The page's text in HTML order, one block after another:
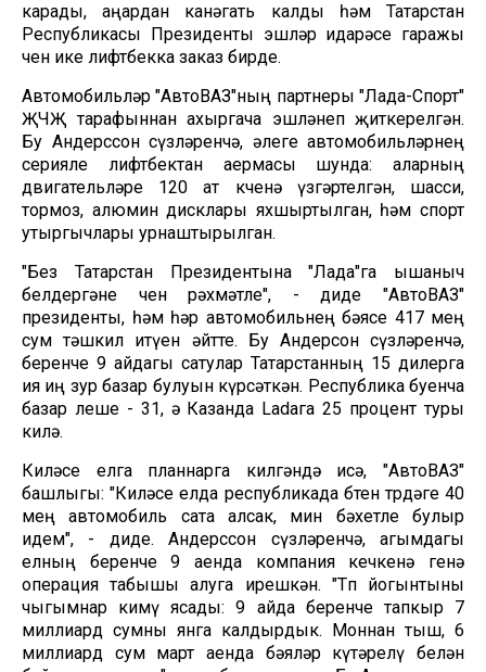
карады, аңардан канәгать калды һәм Татарстан
Республикасы Президенты эшләр идарәсе гаражы
өчен ике лифтбекка заказ бирде.
Автомобильләр "АвтоВАЗ"ның партнеры "Лада-Спорт"
ҖЧҖ тарафыннан ахыргача эшләнеп җиткерелгән.
Бу Андерссон сүзләренчә, әлеге автомобильләрнең
серияле лифтбектан аермасы шунда: аларның
двигательләре 120 ат көченә үзгәртелгән, шасси,
тормоз, алюмин дисклары яхшыртылган, һәм спорт
утыргычлары урнаштырылган.
"Без Татарстан Президентына "Лада"га ышаныч
белдергәне өчен рәхмәтле", - диде "АвтоВАЗ"
президенты, һәм һәр автомобильнең бәясе 417 мең
сум тәшкил итүен әйтте. Бу Андерсон сүзләренчә,
беренче 9 айдагы сатулар Татарстанның 15 дилерга
ия иң зур базар булуын күрсәткән. Республика буенча
базар өлеше - 31, ә Казанда Ladaга 25 процент туры
килә.
Киләсе елга планнарга килгәндә исә, "АвтоВАЗ"
башлыгы: "Киләсе елда республикада бөтен төрдәге 40
мең автомобиль сата алсак, мин бәхетле булыр
идем", - диде. Андерссон сүзләренчә, агымдагы
елның беренче 9 аенда компания кечкенә генә
операция табышы алуга ирешкән. "Төп йогынтыны
чыгымнар кимү ясады: 9 айда беренче тапкыр 7
миллиард сумны янга калдырдык. Моннан тыш, 6
миллиард сум март аенда бәяләр күтәрелү белән